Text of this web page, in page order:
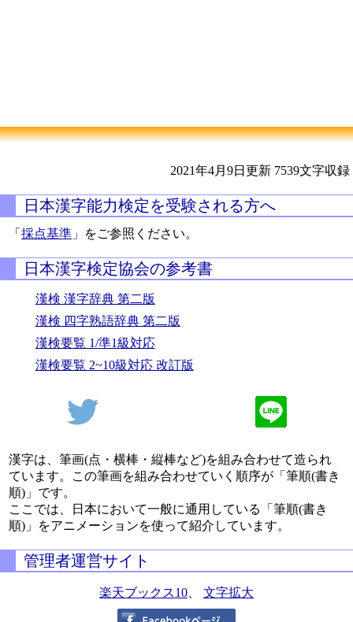
2021年4月9日更新 7539文字収録
日本漢字能力検定を受験される方へ
「採点基準 」をご参照ください。
日本漢字検定協会の参考書
漢検 漢字辞典 第二版
漢検 四字熟語辞典 第二版
漢検要覧 1/準1級対応
漢検要覧 2~10級対応 改訂版
漢字は、筆画(点・横棒・縦棒など)を組み合わせて造られ
ています。この筆画を組み合わせていく順序が「筆順(書き
順)」です。
ここでは、日本において一般に通用している「筆順(書き
順)」をアニメーションを使って紹介しています。
管理者運営サイト
楽天ブックス10 文字拡大